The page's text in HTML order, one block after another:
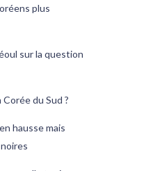
plus
sur la question
du Sud ?
hausse mais